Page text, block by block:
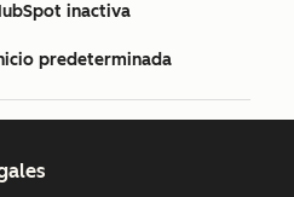
inactiva
predeterminada